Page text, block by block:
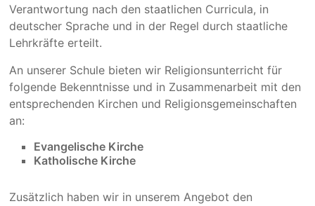
Verantwortung nach den staatlichen Curricula, in
deutscher Sprache und in der Regel durch staatliche
Lehrkräfte erteilt.
An unserer Schule bieten wir Religionsunterricht für
folgende Bekenntnisse und in Zusammenarbeit mit den
entsprechenden Kirchen und Religionsgemeinschaften
an:
Evangelische Kirche
Katholische Kirche
Zusätzlich haben wir in unserem Angebot den